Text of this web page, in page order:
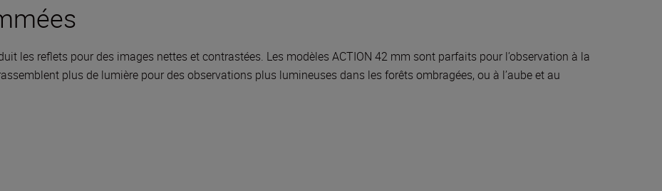
les reflets pour des images nettes et contrastées. Les modèles ACTION 42 mm sont parfaits pour l’observation à la
plus de lumière pour des observations plus lumineuses dans les forêts ombragées, ou à l’aube et au